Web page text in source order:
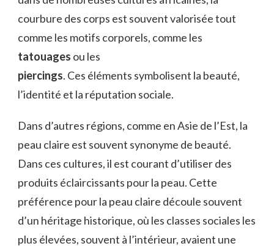
courbure des corps est souvent valorisée tout
comme les motifs corporels, comme les
tatouages ou les
piercings. Ces éléments symbolisent la beauté,
l’identité et la réputation sociale.
Dans d’autres régions, comme en Asie de l’Est, la
peau claire est souvent synonyme de beauté.
Dans ces cultures, il est courant d’utiliser des
produits éclaircissants pour la peau. Cette
préférence pour la peau claire découle souvent
d’un héritage historique, où les classes sociales les
plus élevées, souvent à l’intérieur, avaient une